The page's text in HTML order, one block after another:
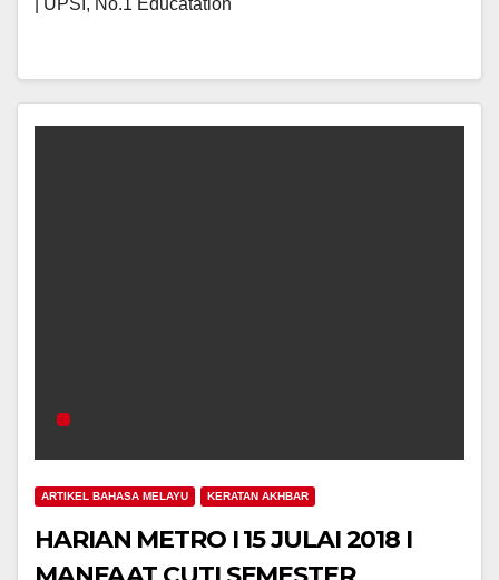
ARTIKEL BAHASA MELAYU KERATAN AKHBAR
HARIAN METRO I 15 JULAI 2018 I